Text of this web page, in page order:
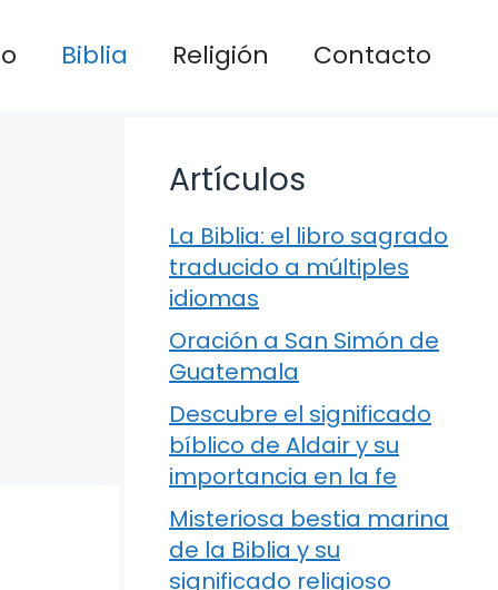
Biblia Religión Contacto
Artículos
La Biblia: el libro sagrado
traducido a múltiples
idiomas
Oración a San Simón de
Guatemala
Descubre el significado
bíblico de Aldair y su
importancia en la fe
Misteriosa bestia marina
de la Biblia y su
significado religioso